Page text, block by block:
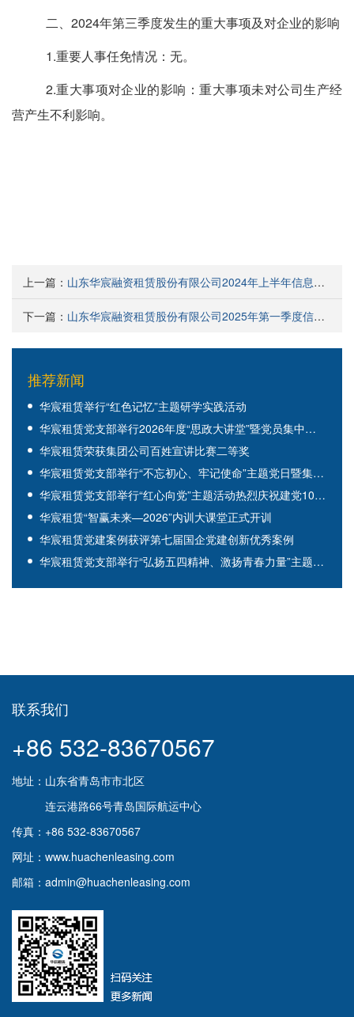
二、 2024年第三季度发生的重大事项及对企业的影响
1.重要人事任免情况： 无。
2.重大事项对企业的影响：重大事项未对公司生产经
营产生不利影响。
上一篇： 山东华宸融资租赁股份有限公司2024年上半年信息公告
下一篇： 山东华宸融资租赁股份有限公司2025年第一季度信息公告
推荐新闻
华宸租赁举行“红色记忆”主题研学实践活动
华宸租赁党支部举行2026年度“思政大讲堂”暨党员集中培训活动
华宸租赁荣获集团公司百姓宣讲比赛二等奖
华宸租赁党支部举行“不忘初心、牢记使命”主题党日暨集体观影活动
华宸租赁党支部举行“红心向党”主题活动热烈庆祝建党105周年
华宸租赁“智赢未来—2026”内训大课堂正式开训
华宸租赁党建案例获评第七届国企党建创新优秀案例
华宸租赁党支部举行“弘扬五四精神、激扬青春力量”主题党日暨集体观影活动
联系我们
+86 532-83670567
地址：山东省青岛市市北区
连云港路66号青岛国际航运中心
传真：+86 532-83670567
网址：www.huachenleasing.com
邮箱：admin@huachenleasing.com